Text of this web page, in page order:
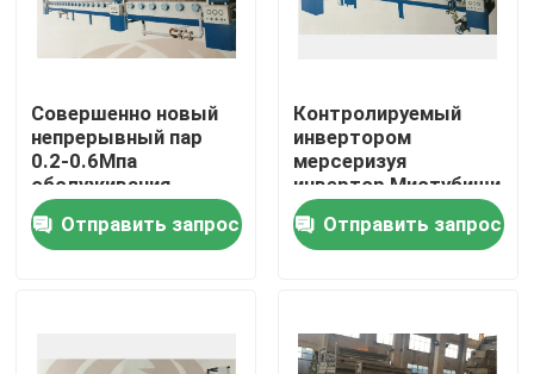
Дом
О нас
Совершенно новый
непрерывный пар
0.2-0.6Мпа
обслуживания
мерсеризуя машины
легкийОтправить запрос
Контролируемый
инвертором
мерсеризуя
инвертор Мистубиши
машины Чайньлесс/
зажим/совместил
тип
Отправить запрос